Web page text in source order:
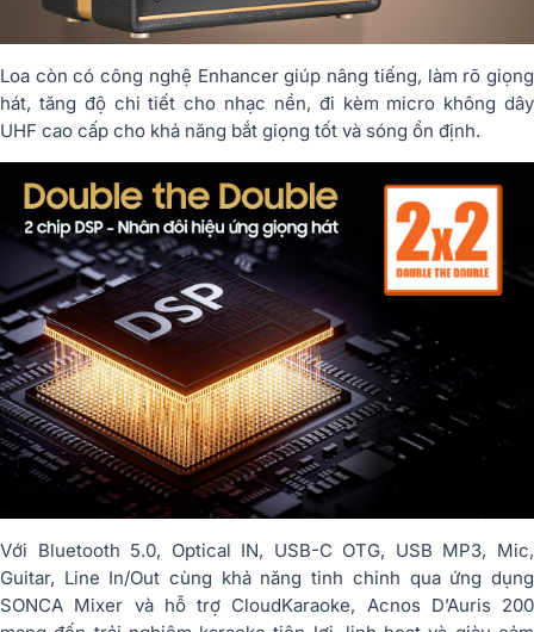
Loa còn có công nghệ Enhancer giúp nâng tiếng, làm rõ giọng
hát, tăng độ chi tiết cho nhạc nền, đi kèm micro không dây
UHF cao cấp cho khả năng bắt giọng tốt và sóng ổn định.
Với Bluetooth 5.0, Optical IN, USB-C OTG, USB MP3, Mic,
Guitar, Line In/Out cùng khả năng tinh chỉnh qua ứng dụng
SONCA Mixer và hỗ trợ CloudKaraoke, Acnos D’Auris 200